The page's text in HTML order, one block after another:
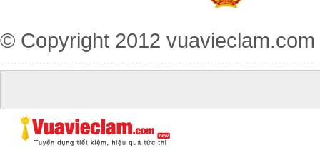
© Copyright 2012 vuavieclam.com